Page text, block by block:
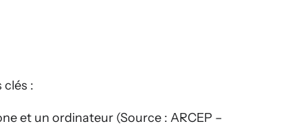
clés :
et un ordinateur (Source : ARCEP –